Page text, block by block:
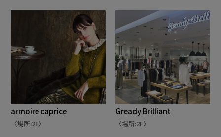
armoire caprice
〈場所:2F〉
Gready Brilliant
〈場所:2F〉